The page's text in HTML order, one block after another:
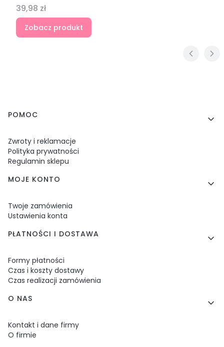
Cena
39,98 zł
Zobacz produkt
Linki w stopce
POMOC
Zwroty i reklamacje
Polityka prywatności
Regulamin sklepu
MOJE KONTO
Twoje zamówienia
Ustawienia konta
PŁATNOŚCI I DOSTAWA
Formy płatności
Czas i koszty dostawy
Czas realizacji zamówienia
O NAS
Kontakt i dane firmy
O firmie